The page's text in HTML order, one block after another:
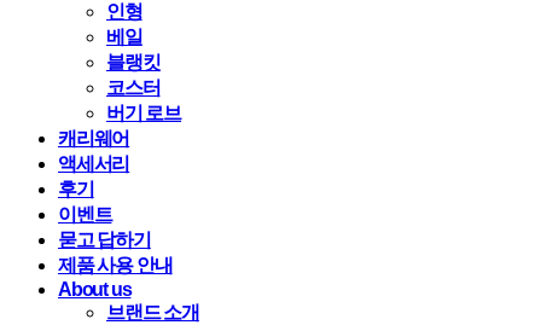
인형
베일
블랭킷
코스터
버기 로브
캐리웨어
액세서리
후기
이벤트
묻고 답하기
제품 사용 안내
About us
브랜드 소개